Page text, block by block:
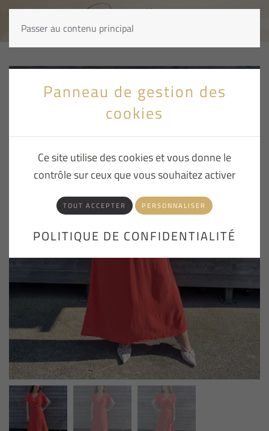
Panneau de gestion des
cookies
Ce site utilise des cookies et vous donne le
contrôle sur ceux que vous souhaitez activer
TOUT ACCEPTER PERSONNALISER
POLITIQUE DE CONFIDENTIALITÉ
Passer au contenu principal